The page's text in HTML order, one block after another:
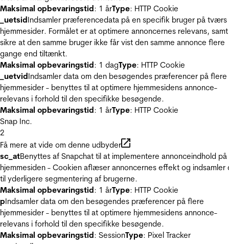
Maksimal opbevaringstid: 1 årType: HTTP Cookie
_uetsidIndsamler præferencedata på en specifik bruger på tværs
hjemmesider. Formålet er at optimere annoncernes relevans, samt
sikre at den samme bruger ikke får vist den samme annonce flere
gange end tiltænkt.
Maksimal opbevaringstid: 1 dagType: HTTP Cookie
_uetvidIndsamler data om den besøgendes præferencer på flere
hjemmesider - benyttes til at optimere hjemmesidens annonce-
relevans i forhold til den specifikke besøgende.
Maksimal opbevaringstid: 1 årType: HTTP Cookie
Snap Inc.
2
Få mere at vide om denne udbyder
sc_atBenyttes af Snapchat til at implementere annonceindhold på
hjemmesiden - Cookien aflæser annoncernes effekt og indsamler
til yderligere segmentering af brugerne.
Maksimal opbevaringstid: 1 årType: HTTP Cookie
pIndsamler data om den besøgendes præferencer på flere
hjemmesider - benyttes til at optimere hjemmesidens annonce-
relevans i forhold til den specifikke besøgende.
Maksimal opbevaringstid: SessionType: Pixel Tracker